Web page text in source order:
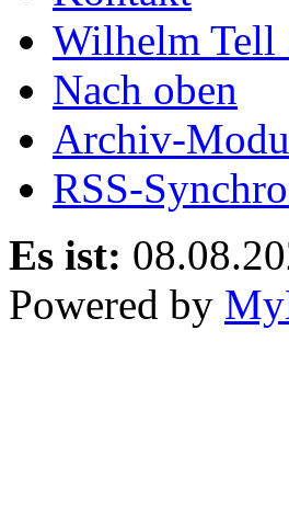
Wilhelm Tell
Nach oben
Archiv-
RSS-
Es ist:
Powered by